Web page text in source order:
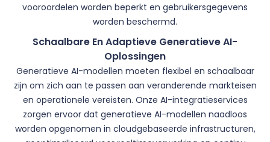
vooroordelen worden beperkt en gebruikersgegevens
worden beschermd.
Schaalbare En Adaptieve Generatieve AI-
Oplossingen
Generatieve AI-modellen moeten flexibel en schaalbaar
zijn om zich aan te passen aan veranderende markteisen
en operationele vereisten. Onze AI-integratieservices
zorgen ervoor dat generatieve AI-modellen naadloos
worden opgenomen in cloudgebaseerde infrastructuren,